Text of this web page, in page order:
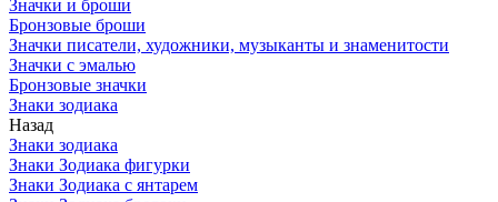
Значки и броши
Бронзовые броши
Значки писатели, художники, музыканты и знаменитости
Значки с эмалью
Бронзовые значки
Знаки зодиака
Назад
Знаки зодиака
Знаки Зодиака фигурки
Знаки Зодиака с янтарем